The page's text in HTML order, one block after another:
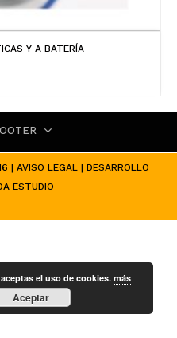
Y A BATERÍA
| AVISO LEGAL | DESARROLLO
ESTUDIO
el uso de cookies.más
Aceptar